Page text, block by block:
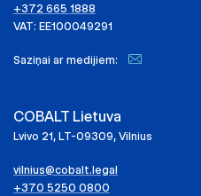
+372 665 1888
VAT: EE100049291
Saziņai ar medijiem:
COBALT Lietuva
Lvivo 21, LT-09309, Vilnius
vilnius@cobalt.legal
+370 5250 0800